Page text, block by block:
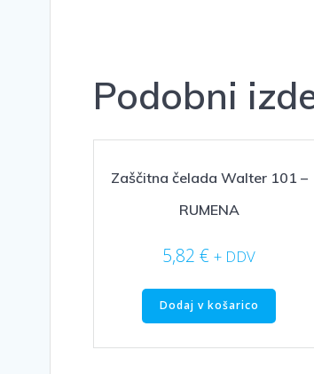
Podobni
Zaščitna čelada Walter 101 –
RUMENA
5,82 € + DDV
Dodaj v košarico